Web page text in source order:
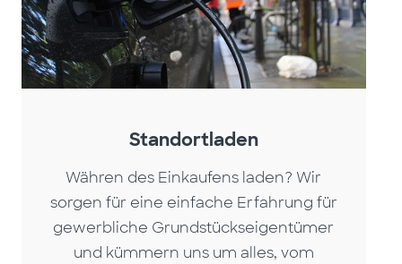
Standortladen
Währen des Einkaufens laden? Wir
sorgen für eine einfache Erfahrung für
gewerbliche Grundstückseigentümer
und kümmern uns um alles, vom